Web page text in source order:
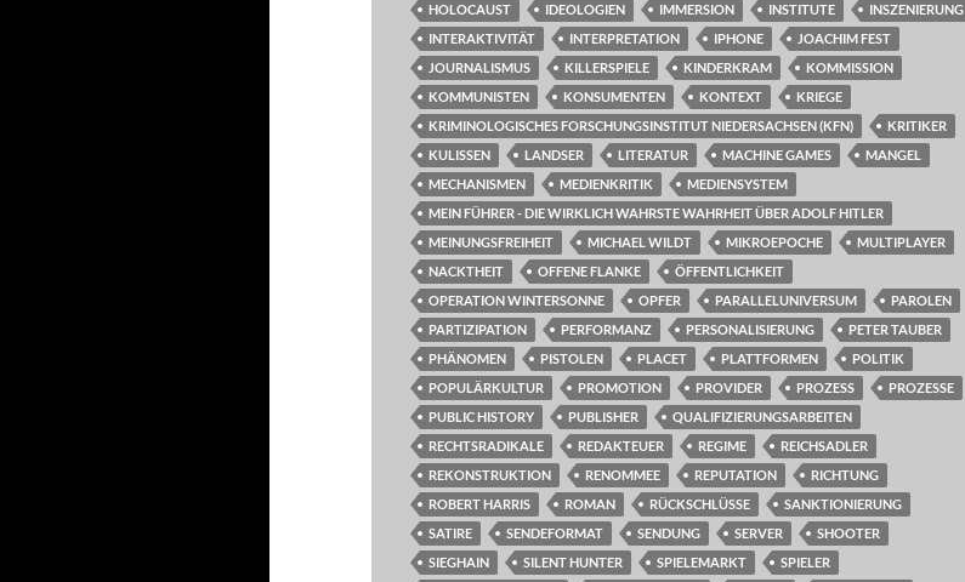
HOLOCAUST
IDEOLOGIEN IMMERSION INSTITUTE
INSZENIERUNG
INTERAKTIVITÄT
INTERPRETATION IPHONE
JOACHIM FEST
JOURNALISMUS
KILLERSPIELE KINDERKRAM
KOMMISSION
KOMMUNISTEN
KONSUMENTEN KONTEXT
KRIEGE
KRIMINOLOGISCHES FORSCHUNGSINSTITUT NIEDERSACHSEN (KFN)
KRITIKER
KULISSEN
LANDSER LITERATUR MACHINE GAMES
MANGEL
MECHANISMEN
MEDIENKRITIK
MEDIENSYSTEM
MEIN FÜHRER - DIE WIRKLICH WAHRSTE WAHRHEIT ÜBER ADOLF HITLER
MEINUNGSFREIHEIT
MICHAEL WILDT MIKROEPOCHE
MULTIPLAYER
NACKTHEIT
OFFENE FLANKE
ÖFFENTLICHKEIT
OPERATION WINTERSONNE
OPFER PARALLELUNIVERSUM
PAROLEN
PARTIZIPATION
PERFORMANZ PERSONALISIERUNG
PETER TAUBER
PHÄNOMEN
PISTOLEN PLACET PLATTFORMEN
POLITIK
POPULÄRKULTUR
PROMOTION PROVIDER PROZESS
PROZESSE
PUBLIC HISTORY
PUBLISHER
QUALIFIZIERUNGSARBEITEN
RECHTSRADIKALE
REDAKTEUER REGIME
REICHSADLER
REKONSTRUKTION
RENOMMEE REPUTATION
RICHTUNG
ROBERT HARRIS
ROMAN RÜCKSCHLÜSSE
SANKTIONIERUNG
SATIRE
SENDEFORMAT SENDUNG SERVER
SHOOTER
SIEGHAIN
SILENT HUNTER SPIELEMARKT
SPIELER